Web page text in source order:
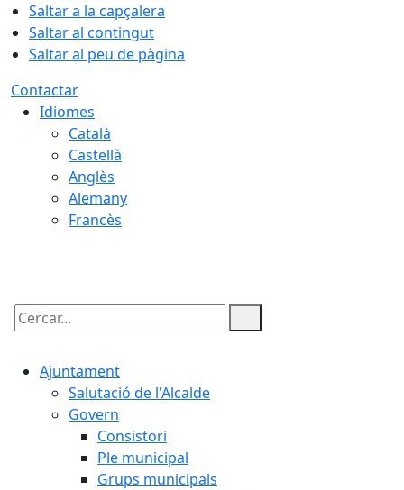
Saltar a la capçalera
Saltar al contingut
Saltar al peu de pàgina
Contactar
Idiomes
Català
Castellà
Anglès
Alemany
Francès
Cercar:
Ajuntament
Salutació de l'Alcalde
Govern
Consistori
Ple municipal
Grups municipals